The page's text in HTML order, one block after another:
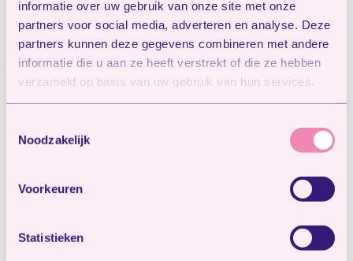
informatie over uw gebruik van onze site met onze
partners voor social media, adverteren en analyse. Deze
partners kunnen deze gegevens combineren met andere
informatie die u aan ze heeft verstrekt of die ze hebben
verzameld op basis van uw gebruik van hun services.
Noodzakelijk
Voorkeuren
Statistieken
Koelemoes
Toethoorn
Marriekolf
Belhamels
De Sprinkhaan
peuteropvang Marriekolf
‘t Morsje